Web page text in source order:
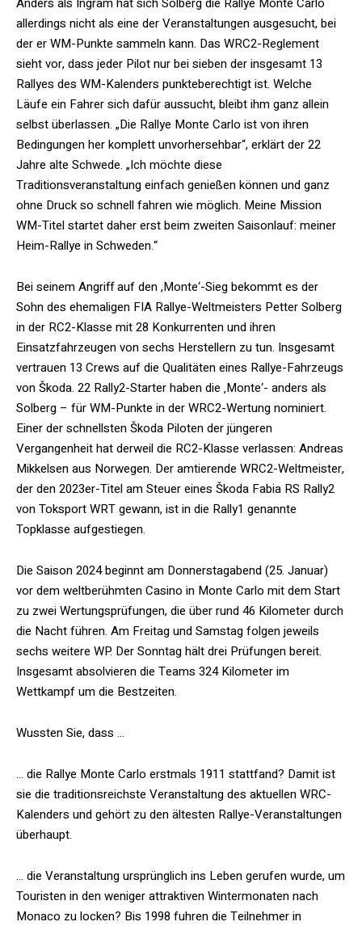
allerdings nicht als eine der Veranstaltungen ausgesucht, bei
der er WM-Punkte sammeln kann. Das WRC2-Reglement
sieht vor, dass jeder Pilot nur bei sieben der insgesamt 13
Rallyes des WM-Kalenders punkteberechtigt ist. Welche
Läufe ein Fahrer sich dafür aussucht, bleibt ihm ganz allein
selbst überlassen. „Die Rallye Monte Carlo ist von ihren
Bedingungen her komplett unvorhersehbar“, erklärt der 22
Jahre alte Schwede. „Ich möchte diese
Traditionsveranstaltung einfach genießen können und ganz
ohne Druck so schnell fahren wie möglich. Meine Mission
WM-Titel startet daher erst beim zweiten Saisonlauf: meiner
Heim-Rallye in Schweden.“
Bei seinem Angriff auf den ,Monte‘-Sieg bekommt es der
Sohn des ehemaligen FIA Rallye-Weltmeisters Petter Solberg
in der RC2-Klasse mit 28 Konkurrenten und ihren
Einsatzfahrzeugen von sechs Herstellern zu tun. Insgesamt
vertrauen 13 Crews auf die Qualitäten eines Rallye-Fahrzeugs
von Škoda. 22 Rally2-Starter haben die ‚Monte‘- anders als
Solberg – für WM-Punkte in der WRC2-Wertung nominiert.
Einer der schnellsten Škoda Piloten der jüngeren
Vergangenheit hat derweil die RC2-Klasse verlassen: Andreas
Mikkelsen aus Norwegen. Der amtierende WRC2-Weltmeister,
der den 2023er-Titel am Steuer eines Škoda Fabia RS Rally2
von Toksport WRT gewann, ist in die Rally1 genannte
Topklasse aufgestiegen.
Die Saison 2024 beginnt am Donnerstagabend (25. Januar)
vor dem weltberühmten Casino in Monte Carlo mit dem Start
zu zwei Wertungsprüfungen, die über rund 46 Kilometer durch
die Nacht führen. Am Freitag und Samstag folgen jeweils
sechs weitere WP. Der Sonntag hält drei Prüfungen bereit.
Insgesamt absolvieren die Teams 324 Kilometer im
Wettkampf um die Bestzeiten.
Wussten Sie, dass …
… die Rallye Monte Carlo erstmals 1911 stattfand? Damit ist
sie die traditionsreichste Veranstaltung des aktuellen WRC-
Kalenders und gehört zu den ältesten Rallye-Veranstaltungen
überhaupt.
… die Veranstaltung ursprünglich ins Leben gerufen wurde, um
Touristen in den weniger attraktiven Wintermonaten nach
Monaco zu locken? Bis 1998 fuhren die Teilnehmer in